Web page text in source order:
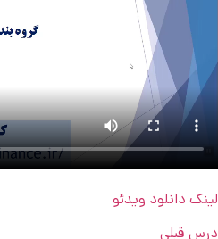
لینک دانلود ویدئو
درس قبلی